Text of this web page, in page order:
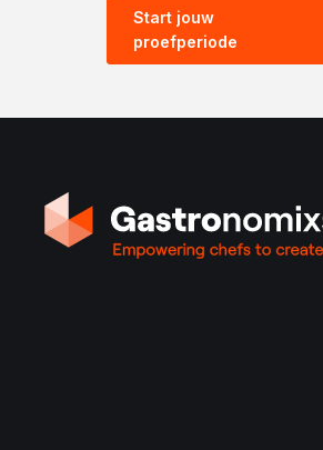
Start jouw
proefperiode